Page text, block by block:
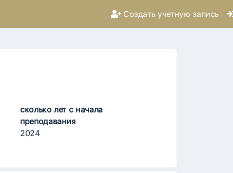
Создать учетную запись
сколько лет с начала
преподавания
2024